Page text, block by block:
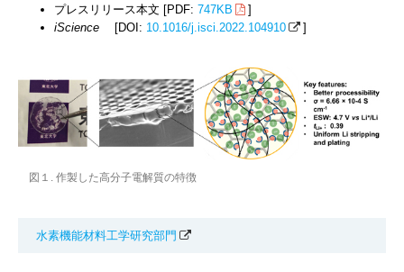
プレスリリース本文 [PDF: 747KB
]
iScience [DOI: 10.1016/j.isci.2022.104910 ]
図１. 作製した高分子電解質の特徴
水素機能材料工学研究部門